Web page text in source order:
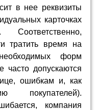
в нее реквизиты
карточках
Соответственно,
тратить время на
форм
часто допускаются
ошибкам и, как
покупателей).
компания